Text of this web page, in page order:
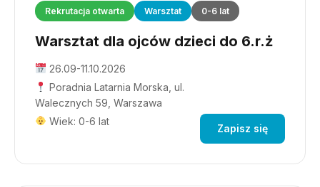
Rekrutacja otwarta Warsztat 0-6 lat
Warsztat dla ojców dzieci do 6.r.ż
26.09-11.10.2026
Poradnia Latarnia Morska, ul.
Walecznych 59, Warszawa
Wiek: 0-6 lat
Zapisz się